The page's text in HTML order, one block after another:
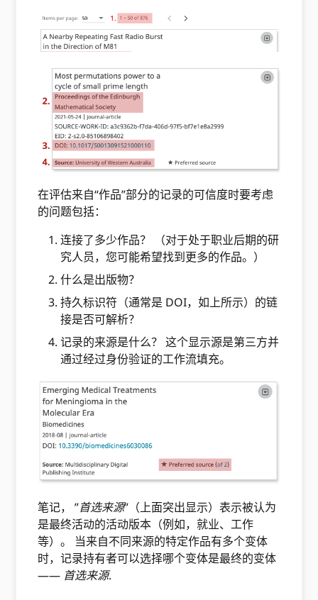
在评估来自“作品”部分的记录的可信度时要考虑
的问题包括：
连接了多少作品？ （对于处于职业后期的研
究人员，您可能希望找到更多的作品。）
什么是出版物？
持久标识符（通常是 DOI，如上所示）的链
接是否可解析？
记录的来源是什么？ 这个显示源是第三方并
通过经过身份验证的工作流填充。
笔记， ”首选来源”（上面突出显示）表示被认为
是最终活动的活动版本（例如，就业、工作
等）。 当来自不同来源的特定作品有多个变体
时，记录持有者可以选择哪个变体是最终的变体
—— 首选来源.